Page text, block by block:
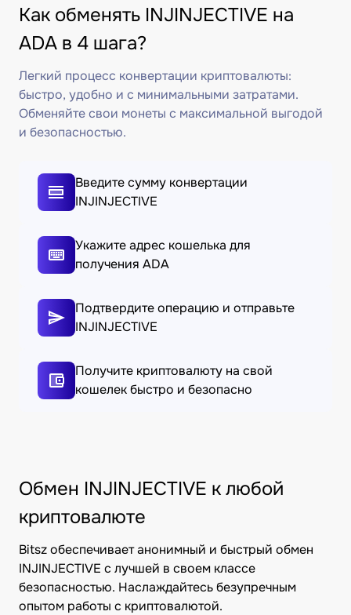
Как обменять INJINJECTIVE на
ADA в 4 шага?
Легкий процесс конвертации криптовалюты:
быстро, удобно и с минимальными затратами.
Обменяйте свои монеты с максимальной выгодой
и безопасностью.
Введите сумму конвертации
INJINJECTIVE
Укажите адрес кошелька для
получения ADA
Подтвердите операцию и отправьте
INJINJECTIVE
Получите криптовалюту на свой
кошелек быстро и безопасно
Обмен INJINJECTIVE к любой
криптовалюте
Bitsz обеспечивает анонимный и быстрый обмен
INJINJECTIVE с лучшей в своем классе
безопасностью. Наслаждайтесь безупречным
опытом работы с криптовалютой.